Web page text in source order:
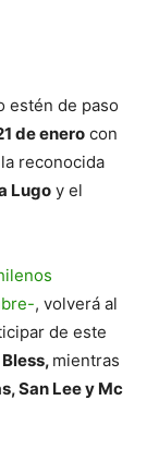
estén de paso
de enero con
reconocida
Lugo y el
, volverá al
de este
mientras
San Lee y Mc